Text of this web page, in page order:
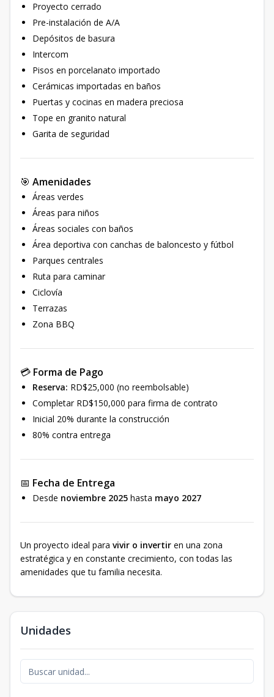
Proyecto cerrado
Pre-instalación de A/A
Depósitos de basura
Intercom
Pisos en porcelanato importado
Cerámicas importadas en baños
Puertas y cocinas en madera preciosa
Tope en granito natural
Garita de seguridad
🎯 Amenidades
Áreas verdes
Áreas para niños
Áreas sociales con baños
Área deportiva con canchas de baloncesto y fútbol
Parques centrales
Ruta para caminar
Ciclovía
Terrazas
Zona BBQ
💳 Forma de Pago
Reserva: RD$25,000 (no reembolsable)
Completar RD$150,000 para firma de contrato
Inicial 20% durante la construcción
80% contra entrega
📅 Fecha de Entrega
Desde noviembre 2025 hasta mayo 2027
Un proyecto ideal para vivir o invertir en una zona
estratégica y en constante crecimiento, con todas las
amenidades que tu familia necesita.
Unidades